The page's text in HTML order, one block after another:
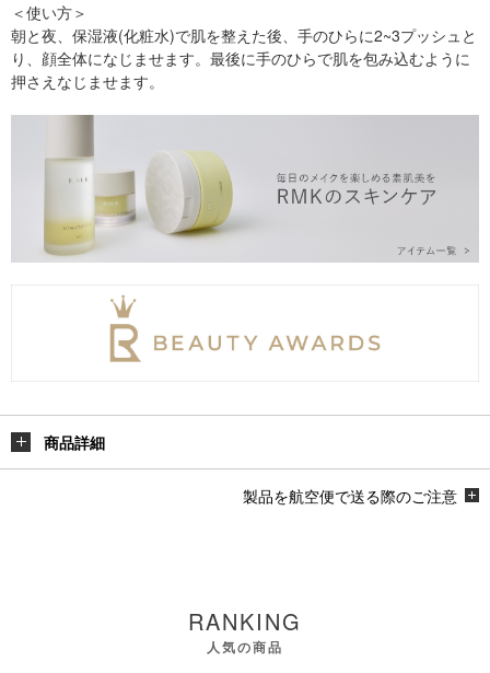
＜使い方＞
朝と夜、保湿液(化粧水)で肌を整えた後、手のひらに2~3プッシュと
り、顔全体になじませます。最後に手のひらで肌を包み込むように
押さえなじませます。
商品詳細
製品を航空便で送る際のご注意
RANKING
人気の商品